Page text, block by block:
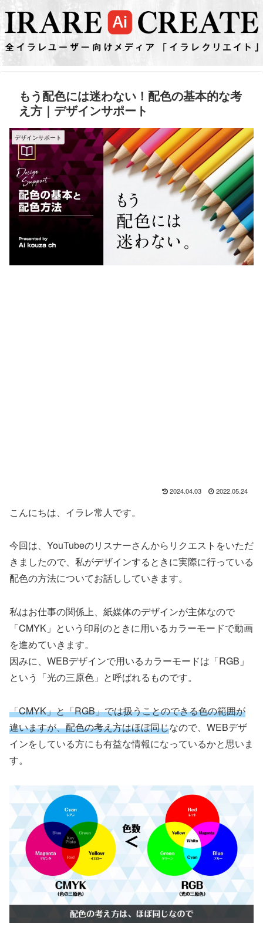
もう配色には迷わない！配色の基本的な考
え方｜デザインサポート
デザインサポート
2024.04.03 2022.05.24
こんにちは、イラレ常人です。
今回は、YouTubeのリスナーさんからリクエストをいただ
きましたので、私がデザインするときに実際に行っている
配色の方法についてお話ししていきます。
私はお仕事の関係上、紙媒体のデザインが主体なので
「CMYK」という印刷のときに用いるカラーモードで動画
を進めていきます。
因みに、WEBデザインで用いるカラーモードは「RGB」
という「光の三原色」と呼ばれるものです。
「CMYK」と「RGB」では扱うことのできる色の範囲が
違いますが、配色の考え方はほぼ同じなので、WEBデザ
インをしている方にも有益な情報になっているかと思いま
す。